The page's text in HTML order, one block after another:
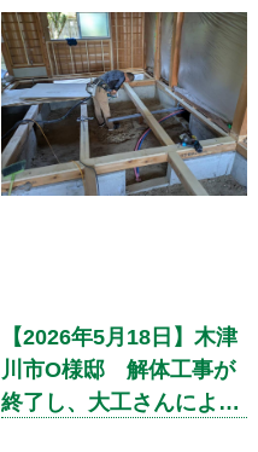
やはり、天井が出来ると一気に
お部屋感を感じることができま
すよね。
引き続き、古民家リノベーショ
ン進めて参ります！
【2026年5月18日】木津
川市O様邸 解体工事が
終了し、大工さんによる